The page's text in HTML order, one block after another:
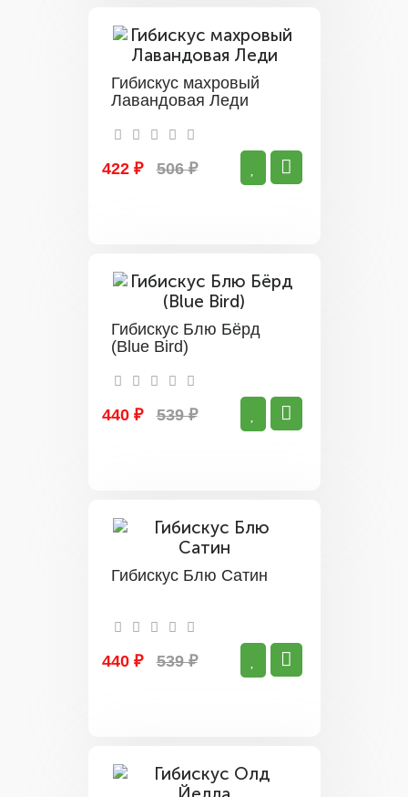
Гибискус махровый
Лавандовая Леди
422 ₽ 506 ₽
Гибискус Блю Бёрд
(Blue Bird)
440 ₽ 539 ₽
Гибискус Блю Сатин
440 ₽ 539 ₽